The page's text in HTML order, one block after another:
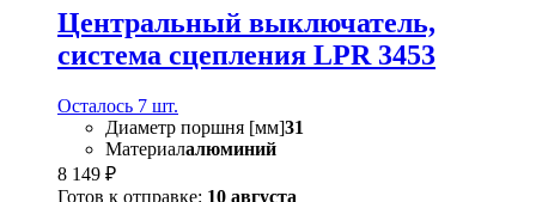
Центральный выключатель,
система сцепления LPR 3453
Осталось 7 шт.
Диаметр поршня [мм]31
Материалалюминий
8 149 ₽
Готов к отправке: 10 августа